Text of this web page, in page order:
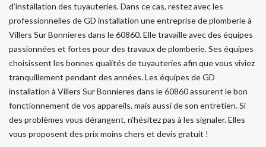
d’installation des tuyauteries. Dans ce cas, restez avec les
professionnelles de GD installation une entreprise de plomberie à
Villers Sur Bonnieres dans le 60860. Elle travaille avec des équipes
passionnées et fortes pour des travaux de plomberie. Ses équipes
choisissent les bonnes qualités de tuyauteries afin que vous viviez
tranquillement pendant des années. Les équipes de GD
installation à Villers Sur Bonnieres dans le 60860 assurent le bon
fonctionnement de vos appareils, mais aussi de son entretien. Si
des problèmes vous dérangent, n’hésitez pas à les signaler. Elles
vous proposent des prix moins chers et devis gratuit !